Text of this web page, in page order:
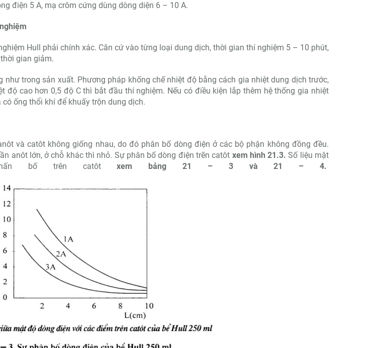
điện 5 A, mạ crôm cứng dùng dòng diện 6 – 10 A.
Hull phải chính xác. Căn cứ vào từng loại dung dịch, thời gian thí nghiệm 5 – 10 phút,
gian giảm.
như trong sản xuất. Phương pháp khống chế nhiệt độ bằng cách gia nhiệt dung dịch trước,
độ cao hơn 0,5 độ C thì bắt đầu thí nghiệm. Nếu có điều kiện lắp thêm hệ thống gia nhiệt
ống thổi khí để khuấy trộn dung dịch.
và catôt không giống nhau, do đó phân bố dòng điện ở các bộ phận không đồng đều.
anôt lớn, ở chỗ khác thì nhỏ. Sự phân bố dòng điện trẽn catôt xem hình 21.3. Số liệu mật
bố trên catôtxem bảng 21 – 3 và 21 – 4.